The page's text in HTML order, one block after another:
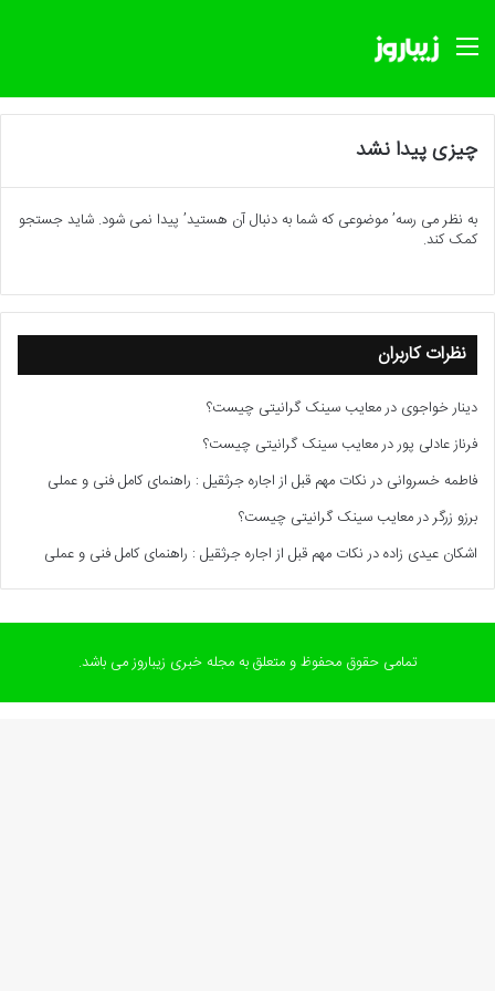
منو
چیزی پیدا نشد
به نظر می رسه’ موضوعی که شما به دنبال آن هستید’ پیدا نمی شود. شاید جستجو
کمک کند.
نظرات کاربران
دینار خواجوی درمعایب سینک گرانیتی چیست؟
فرناز عادلی پوردرمعایب سینک گرانیتی چیست؟
فاطمه خسروانی درنکات مهم قبل از اجاره جرثقیل : راهنمای کامل فنی و عملی
برزو زرگردرمعایب سینک گرانیتی چیست؟
اشکان عیدی زادهدرنکات مهم قبل از اجاره جرثقیل : راهنمای کامل فنی و عملی
تمامی حقوق محفوظ و متعلق به مجله خبری زیباروز می باشد.